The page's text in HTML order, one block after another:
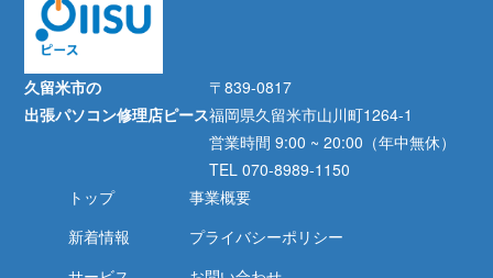
久留米市の
出張パソコン修理店ピース
〒839-0817
福岡県久留米市山川町1264-1
営業時間 9:00 ~ 20:00（年中無休）
TEL 070-8989-1150
トップ
新着情報
事業概要
プライバシーポリシー